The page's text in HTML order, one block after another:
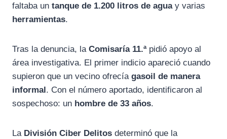
faltaba un tanque de 1.200 litros de aguay varias
herramientas.
Tras la denuncia, la Comisaría 11.ªpidió apoyo al
área investigativa. El primer indicio apareció cuando
supieron que un vecino ofrecía gasoil de manera
informal. Con el número aportado, identificaron al
sospechoso: un hombre de 33 años.
La División Ciber Delitos determinó que la